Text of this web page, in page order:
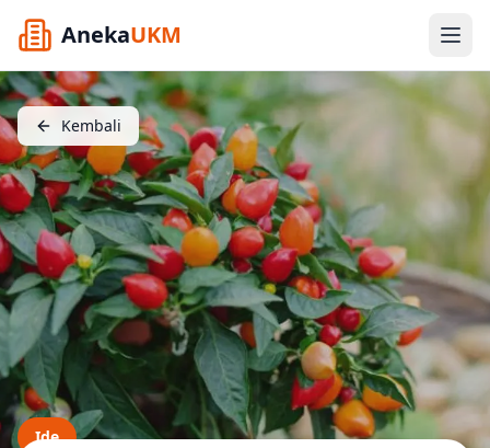
AnekaUKM
Kembali
Ide